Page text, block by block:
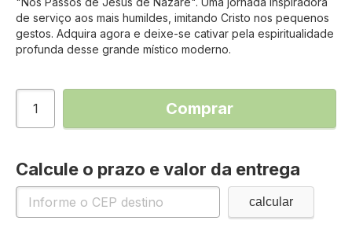
de serviço aos mais humildes, imitando Cristo nos pequenos
gestos. Adquira agora e deixe-se cativar pela espiritualidade
profunda desse grande místico moderno.
Comprar
Calcule o prazo e valor da entrega